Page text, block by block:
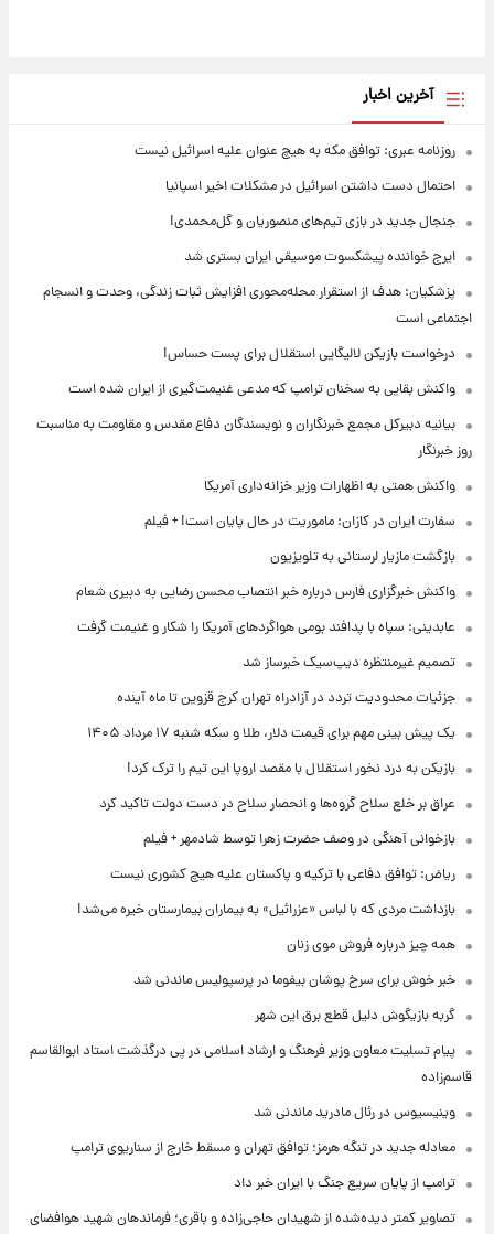
آخرین اخبار
روزنامه عبری: توافق مکه به هیچ عنوان علیه اسرائیل نیست
احتمال دست داشتن اسرائیل در مشکلات اخیر اسپانیا
جنجال جدید در بازی تیم‌های منصوریان و گل‌محمدی!
ایرج خواننده پیشکسوت موسیقی ایران بستری شد
پزشکیان: هدف از استقرار محله‌محوری افزایش ثبات زندگی، وحدت و انسجام
اجتماعی است
درخواست بازیکن لالیگایی استقلال برای پست حساس!
واکنش بقایی به سخنان ترامپ که مدعی غنیمت‌گیری از ایران شده است
بیانیه دبیرکل مجمع خبرنگاران و نویسندگان دفاع مقدس و مقاومت به مناسبت
روز خبرنگار
واکنش همتی به اظهارات وزیر خزانه‌داری آمریکا
سفارت ایران در کازان: ماموریت در حال پایان است! + فیلم
بازگشت مازیار لرستانی به تلویزیون
واکنش خبرگزاری فارس درباره خبر انتصاب محسن رضایی به دبیری شعام
عابدینی: سپاه با پدافند بومی هواگردهای آمریکا را شکار و غنیمت گرفت
تصمیم غیرمنتظره دیپ‌سیک خبرساز شد
جزئیات محدودیت تردد در آزادراه تهران کرج قزوین تا ماه آینده
یک پیش ‌بینی مهم برای قیمت دلار، طلا و سکه شنبه ۱۷ مرداد ۱۴۰۵
بازیکن به درد نخور استقلال با مقصد اروپا این تیم را ترک کرد!
عراق بر خلع سلاح گروه‌ها و انحصار سلاح در دست دولت تاکید کرد
بازخوانی آهنگی در وصف حضرت زهرا توسط شادمهر + فیلم
ریاض: توافق دفاعی با ترکیه و پاکستان علیه هیچ کشوری نیست
بازداشت مردی که با لباس «عزرائیل» به بیماران بیمارستان خیره می‌شد!
همه چیز درباره فروش موی زنان
خبر خوش برای سرخ پوشان بیفوما در پرسپولیس ماندنی شد
گربه بازیگوش دلیل قطع برق این شهر
پیام تسلیت معاون وزیر فرهنگ و ارشاد اسلامی در پی درگذشت استاد ابوالقاسم
قاسم‌زاده
وینیسیوس در رئال مادرید ماندنی شد
معادله جدید در تنگه هرمز؛ توافق تهران و مسقط خارج از سناریوی ترامپ
ترامپ از پایان سریع جنگ با ایران خبر داد
تصاویر کمتر دیده‌شده از شهیدان حاجی‌زاده و باقری؛ فرماندهان شهید هوافضای